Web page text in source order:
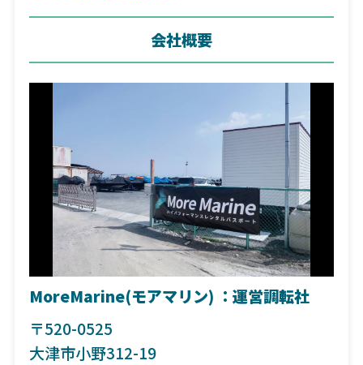
会社概要
MoreMarine(モアマリン) ：運営調転社
〒520-0525
大津市小野312-19